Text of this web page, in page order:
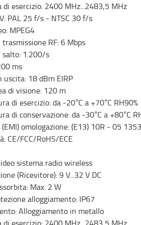
di esercizio: 2400 MHz...2483,5 MHz
PAL 25 f/s - NTSC 30 f/s
MPEG4
trasmissione RF: 6 Mbps
salto: 1.200/s
ms
uscita: 18 dBm EIRP
di visione: 120 m
di esercizio: da -20°C a +70°C RH90%
di conservazione: da -30°C a +80°C
omologazione: (E13) 10R - 05
CE/FCC/RoHS/ECE
sistema radio wireless
(Ricevitore): 9 V...32 V DC
Max. 2 W
alloggiamento: IP67
Alloggiamento in metallo